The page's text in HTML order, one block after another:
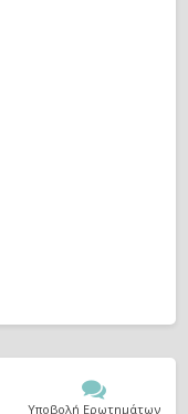
Υποβολή Ερωτημάτων